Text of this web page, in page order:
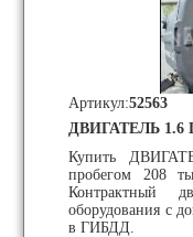
ДВИГАТЕЛЬ 1.6
Купить
пробегом 208
Контрактный
оборудования с
в ГИБДД.
Артикул:52563